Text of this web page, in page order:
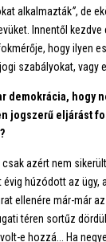
alkalmazták”, de
Innentől kezdve
hogy ilyen
szabályokat, vagy
demokrácia, hogy
jogszerű eljárást
azért nem
húzódott az ügy,
ellenére már-már
téren sortűz
e hozzá... Ha